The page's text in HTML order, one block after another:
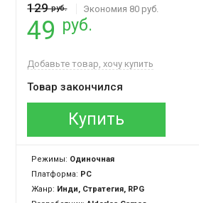
129руб. Экономия 80 руб.
49 руб.
Добавьте товар, хочу купить
Товар закончился
Купить
Режимы: Одиночная
Платформа: PC
Жанр: Инди, Стратегия, RPG